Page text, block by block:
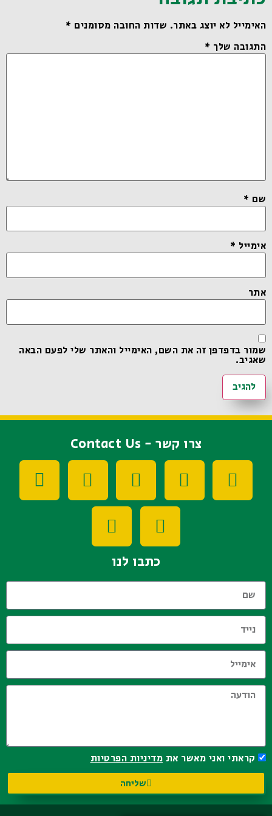
האימייל לא יוצג באתר. שדות החובה מסומנים *
התגובה שלך *
שם *
אימייל *
אתר
שמור בדפדפן זה את השם, האימייל והאתר שלי לפעם הבאה
שאגיב.
צרו קשר - Contact Us
כתבו לנו
קראתי ואני מאשר את מדיניות הפרטיות
שליחה